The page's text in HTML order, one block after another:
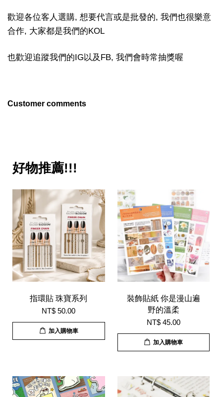
歡迎各位客人選購, 想要代言或是批發的, 我們也很樂意
合作, 大家都是我們的KOL
也歡迎追蹤我們的IG以及FB, 我們會時常抽獎喔
Customer comments
好物推薦!!!
指環貼 珠寶系列
NT$ 50.00
加入購物車
裝飾貼紙 你是漫山遍
野的溫柔
NT$ 45.00
加入購物車